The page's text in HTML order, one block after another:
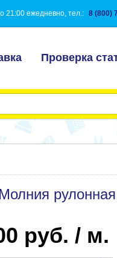
21:00 ежедневно, тел.: 8 (800)
Проверка
руб. / м.